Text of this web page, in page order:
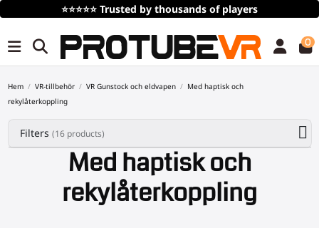
Gratis fraktvid köp över 100€/115$ (tidsbegränsat)
0
Hem VR-tillbehör VR Gunstock och eldvapen
Med haptisk och
rekylåterkoppling
Med haptisk och
rekylåterkoppling
Filters (16 products)